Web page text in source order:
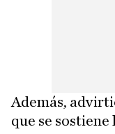
Además,
que se sostiene